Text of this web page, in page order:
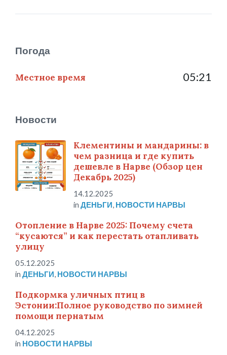
Погода
Местное время 05:21
Новости
Клементины и мандарины: в
чем разница и где купить
дешевле в Нарве (Обзор цен
Декабрь 2025)
14.12.2025
in ДЕНЬГИ НОВОСТИ НАРВЫ
Отопление в Нарве 2025: Почему счета
“кусаются” и как перестать отапливать
улицу
05.12.2025
in ДЕНЬГИ НОВОСТИ НАРВЫ
Подкормка уличных птиц в
Эстонии:Полное руководство по зимней
помощи пернатым
04.12.2025
in НОВОСТИ НАРВЫ